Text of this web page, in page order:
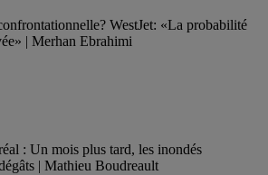
WestJet: «La probabilité
| Merhan Ebrahimi
: Un mois plus tard, les inondés
| Mathieu Boudreault